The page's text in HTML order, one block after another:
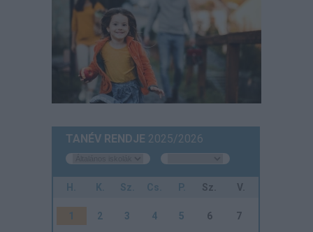
TANÉV RENDJE 2025/2026
H. K. Sz. Cs. P. Sz. V.
1 2 3 4 5 6
7